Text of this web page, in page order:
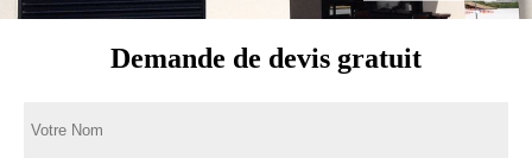
Demande de devis gratuit